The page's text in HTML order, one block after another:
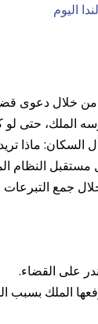
اليوم
من خلال دعوى
الملك، حتى لو
ماذا
مستقبل النظام
الجمهوريين جمعت 25 ألف
على القضاء.
الملك بسبب